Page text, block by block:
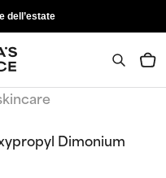
dell’estate
Dimonium